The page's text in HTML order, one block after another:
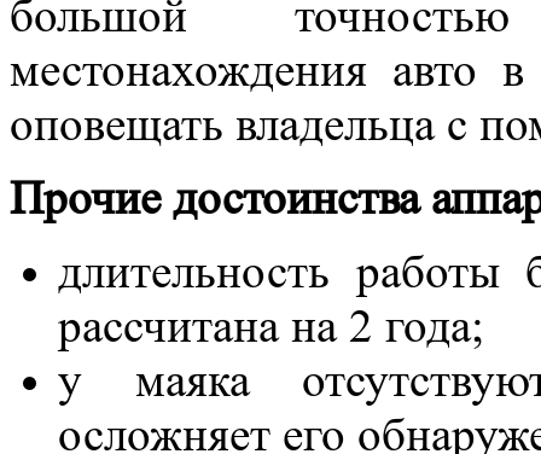
большой
местонахождения авто
оповещать владельца с
Прочие достоинства
длительность
рассчитана на 2 года;
у маяка
осложняет его